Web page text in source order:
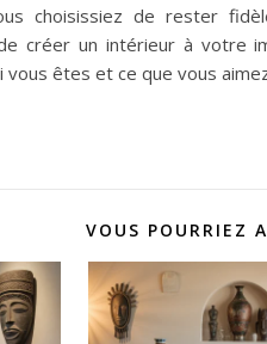
choisissiez de rester
créer un intérieur à votre
êtes et ce que vous
VOUS POURRIEZ